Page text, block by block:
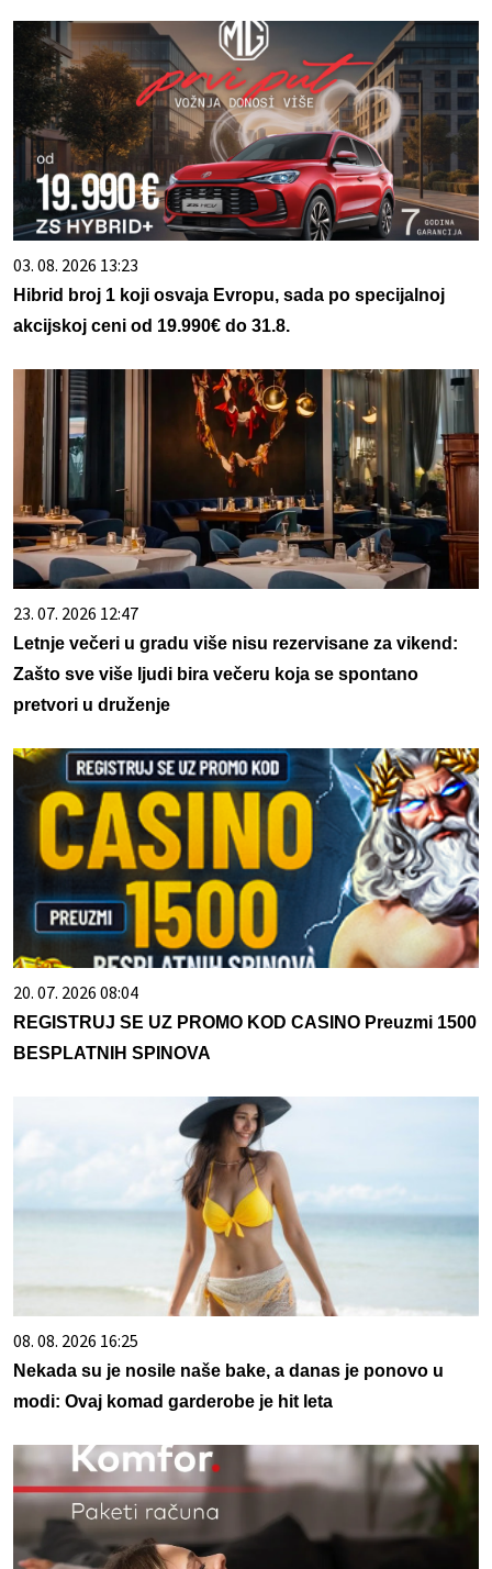
03. 08. 2026 13:23
Hibrid broj 1 koji osvaja Evropu, sada po specijalnoj
akcijskoj ceni od 19.990€ do 31.8.
23. 07. 2026 12:47
Letnje večeri u gradu više nisu rezervisane za vikend:
Zašto sve više ljudi bira večeru koja se spontano
pretvori u druženje
20. 07. 2026 08:04
REGISTRUJ SE UZ PROMO KOD CASINO Preuzmi 1500
BESPLATNIH SPINOVA
08. 08. 2026 16:25
Nekada su je nosile naše bake, a danas je ponovo u
modi: Ovaj komad garderobe je hit leta